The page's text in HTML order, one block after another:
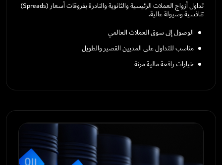
تداول أزواج العملات الرئيسية والثانوية والنادرة بفروقات أسعار (Spreads)
تنافسية وسيولة عالية.
الوصول إلى سوق العملات العالمي
مناسب للتداول على المديين القصير والطويل
خيارات رافعة مالية مرنة